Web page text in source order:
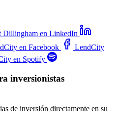
Dillingham en LinkedIn
en Facebook
LendCity
en Spotify
inversionistas
de inversión directamente en su